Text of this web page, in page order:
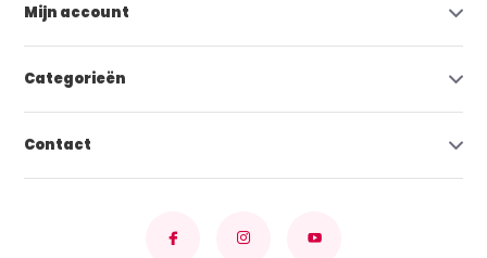
Mijn account
Categorieën
Contact